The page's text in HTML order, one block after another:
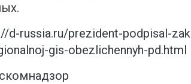
d-russia.ru/prezident-podpisal-
gis-obezlichennyh-pd.html